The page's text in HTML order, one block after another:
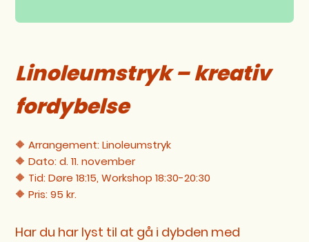
Linoleumstryk – kreativ
fordybelse
🔶 Arrangement: Linoleumstryk
🔶 Dato: d. 11. november
🔶 Tid: Døre 18:15, Workshop 18:30-20:30
🔶 Pris: 95 kr.
Har du har lyst til at gå i dybden med